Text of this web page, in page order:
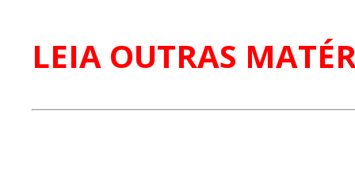
LEIA OUTRAS